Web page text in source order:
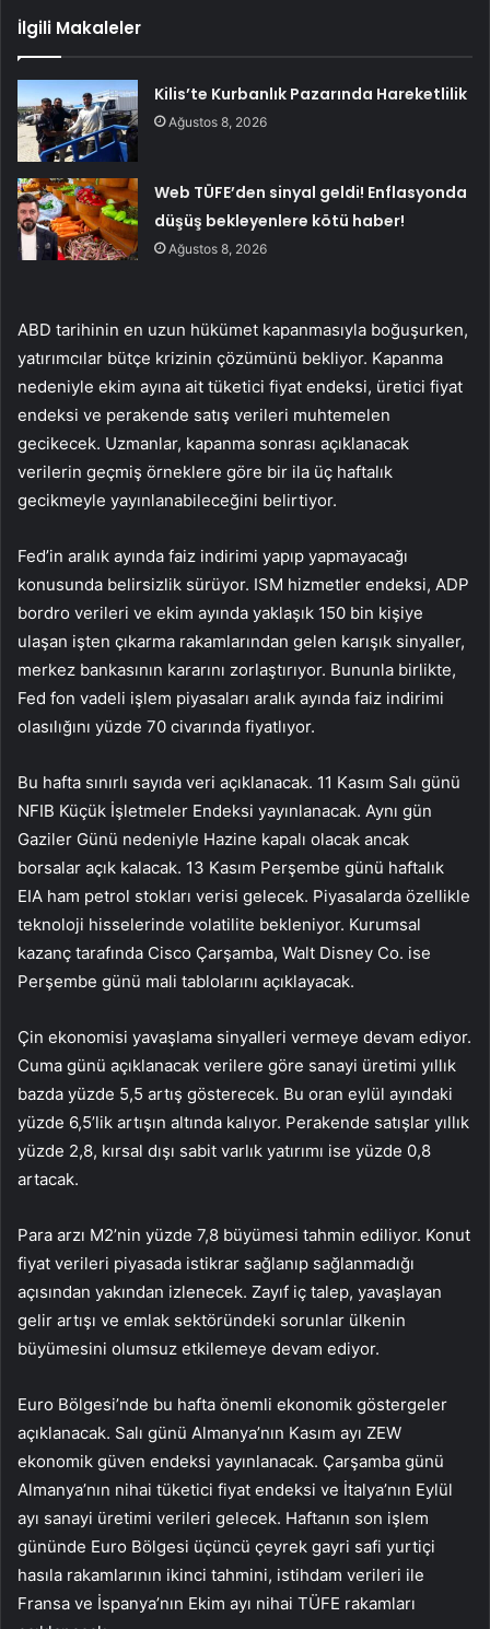
İlgili Makaleler
Kilis’te Kurbanlık Pazarında Hareketlilik
Ağustos 8, 2026
Web TÜFE’den sinyal geldi! Enflasyonda
düşüş bekleyenlere kötü haber!
Ağustos 8, 2026
ABD tarihinin en uzun hükümet kapanmasıyla boğuşurken,
yatırımcılar bütçe krizinin çözümünü bekliyor. Kapanma
nedeniyle ekim ayına ait tüketici fiyat endeksi, üretici fiyat
endeksi ve perakende satış verileri muhtemelen
gecikecek. Uzmanlar, kapanma sonrası açıklanacak
verilerin geçmiş örneklere göre bir ila üç haftalık
gecikmeyle yayınlanabileceğini belirtiyor.
Fed’in aralık ayında faiz indirimi yapıp yapmayacağı
konusunda belirsizlik sürüyor. ISM hizmetler endeksi, ADP
bordro verileri ve ekim ayında yaklaşık 150 bin kişiye
ulaşan işten çıkarma rakamlarından gelen karışık sinyaller,
merkez bankasının kararını zorlaştırıyor. Bununla birlikte,
Fed fon vadeli işlem piyasaları aralık ayında faiz indirimi
olasılığını yüzde 70 civarında fiyatlıyor.
Bu hafta sınırlı sayıda veri açıklanacak. 11 Kasım Salı günü
NFIB Küçük İşletmeler Endeksi yayınlanacak. Aynı gün
Gaziler Günü nedeniyle Hazine kapalı olacak ancak
borsalar açık kalacak. 13 Kasım Perşembe günü haftalık
EIA ham petrol stokları verisi gelecek. Piyasalarda özellikle
teknoloji hisselerinde volatilite bekleniyor. Kurumsal
kazanç tarafında Cisco Çarşamba, Walt Disney Co. ise
Perşembe günü mali tablolarını açıklayacak.
Çin ekonomisi yavaşlama sinyalleri vermeye devam ediyor.
Cuma günü açıklanacak verilere göre sanayi üretimi yıllık
bazda yüzde 5,5 artış gösterecek. Bu oran eylül ayındaki
yüzde 6,5’lik artışın altında kalıyor. Perakende satışlar yıllık
yüzde 2,8, kırsal dışı sabit varlık yatırımı ise yüzde 0,8
artacak.
Para arzı M2’nin yüzde 7,8 büyümesi tahmin ediliyor. Konut
fiyat verileri piyasada istikrar sağlanıp sağlanmadığı
açısından yakından izlenecek. Zayıf iç talep, yavaşlayan
gelir artışı ve emlak sektöründeki sorunlar ülkenin
büyümesini olumsuz etkilemeye devam ediyor.
Euro Bölgesi’nde bu hafta önemli ekonomik göstergeler
açıklanacak. Salı günü Almanya’nın Kasım ayı ZEW
ekonomik güven endeksi yayınlanacak. Çarşamba günü
Almanya’nın nihai tüketici fiyat endeksi ve İtalya’nın Eylül
ayı sanayi üretimi verileri gelecek. Haftanın son işlem
gününde Euro Bölgesi üçüncü çeyrek gayri safi yurtiçi
hasıla rakamlarının ikinci tahmini, istihdam verileri ile
Fransa ve İspanya’nın Ekim ayı nihai TÜFE rakamları